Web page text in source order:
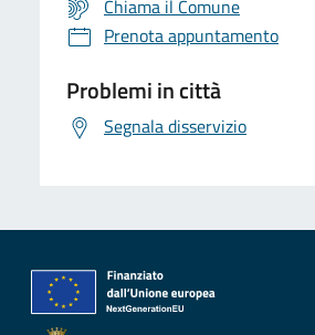
Chiama il Comune
Prenota appuntamento
Problemi in città
Segnala disservizio